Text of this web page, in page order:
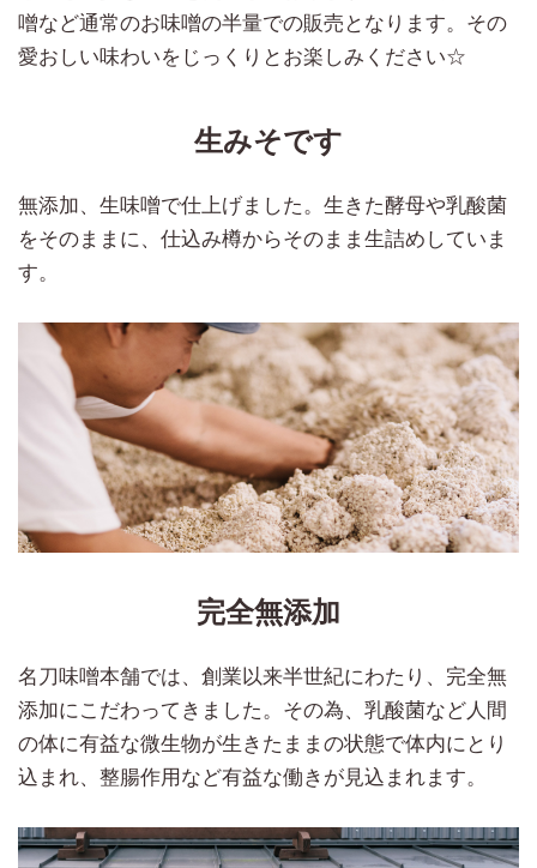
噌など通常のお味噌の半量での販売となります。その
愛おしい味わいをじっくりとお楽しみください☆
生みそです
無添加、生味噌で仕上げました。生きた酵母や乳酸菌
をそのままに、仕込み樽からそのまま生詰めしていま
す。
完全無添加
名刀味噌本舗では、創業以来半世紀にわたり、完全無
添加にこだわってきました。その為、乳酸菌など人間
の体に有益な微生物が生きたままの状態で体内にとり
込まれ、整腸作用など有益な働きが見込まれます。